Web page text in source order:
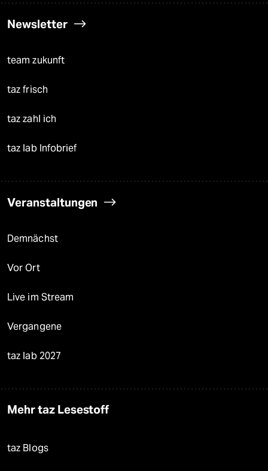
Newsletter
team zukunft
taz frisch
taz zahl ich
taz lab Infobrief
Veranstaltungen
Demnächst
Vor Ort
Live im Stream
Vergangene
taz lab 2027
Mehr taz Lesestoff
taz Blogs